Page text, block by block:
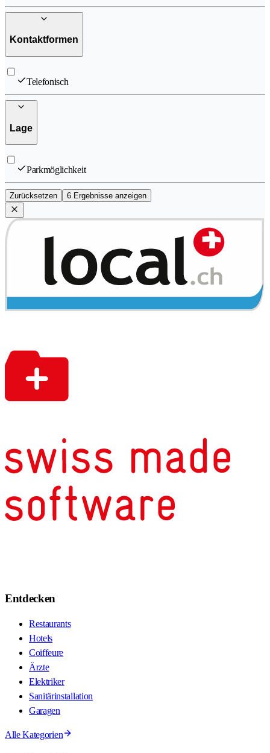
Kontaktformen
Telefonisch
Lage
Parkmöglichkeit
Zurücksetzen 6 Ergebnisse anzeigen
Entdecken
Restaurants
Hotels
Coiffeure
Ärzte
Elektriker
Sanitärinstallation
Garagen
Alle Kategorien